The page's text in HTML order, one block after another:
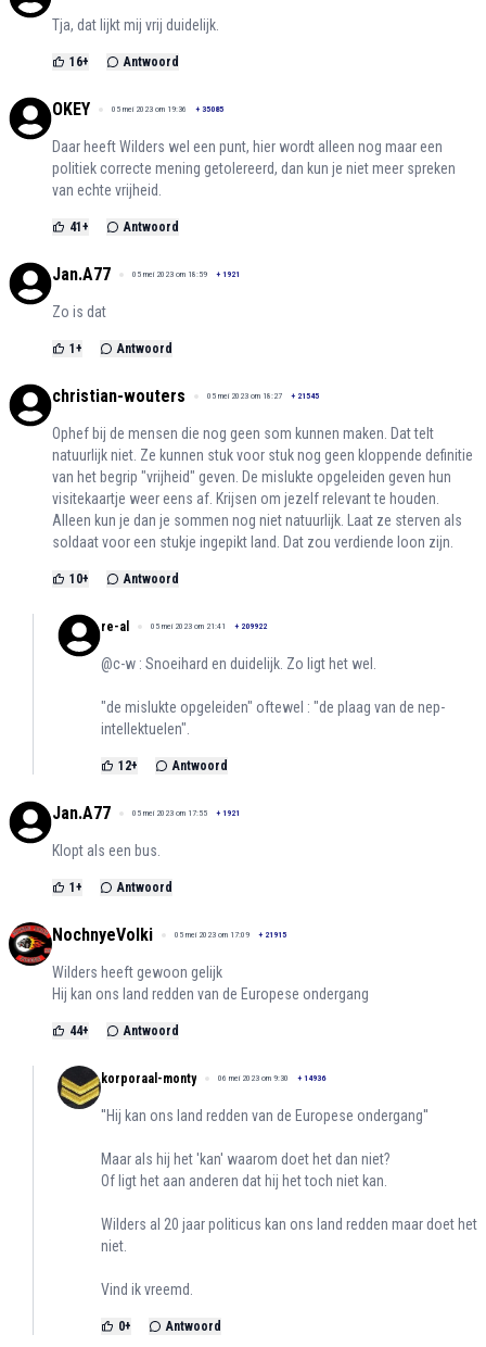
Tja, dat lijkt mij vrij duidelijk.
16+ Antwoord
OKEY 05 mei 2023 om 19:36 + 35085
Daar heeft Wilders wel een punt, hier wordt alleen nog maar een
politiek correcte mening getolereerd, dan kun je niet meer spreken
van echte vrijheid.
41 + Antwoord
Jan.A77 05 mei 2023 om 18:59 + 1921
Zo is dat
1 + Antwoord
christian-wouters 05 mei 2023 om 18:27 + 21545
Ophef bij de mensen die nog geen som kunnen maken. Dat telt
natuurlijk niet. Ze kunnen stuk voor stuk nog geen kloppende definitie
van het begrip "vrijheid" geven. De mislukte opgeleiden geven hun
visitekaartje weer eens af. Krijsen om jezelf relevant te houden.
Alleen kun je dan je sommen nog niet natuurlijk. Laat ze sterven als
soldaat voor een stukje ingepikt land. Dat zou verdiende loon zijn.
10+ Antwoord
re-al 05 mei 2023 om 21:41 + 209922
@c-w : Snoeihard en duidelijk. Zo ligt het wel.
"de mislukte opgeleiden" oftewel : "de plaag van de nep-
intellektuelen".
12+ Antwoord
Jan.A77 05 mei 2023 om 17:55 + 1921
Klopt als een bus.
1 + Antwoord
NochnyeVolki 05 mei 2023 om 17:09 + 21915
Wilders heeft gewoon gelijk
Hij kan ons land redden van de Europese ondergang
44+ Antwoord
korporaal-monty 06 mei 2023 om 9:30 + 14936
''Hij kan ons land redden van de Europese ondergang''
Maar als hij het 'kan' waarom doet het dan niet?
Of ligt het aan anderen dat hij het toch niet kan.
Wilders al 20 jaar politicus kan ons land redden maar doet het
niet.
Vind ik vreemd.
0+ Antwoord